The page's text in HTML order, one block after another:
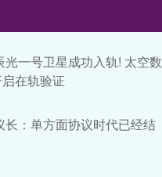
一号卫星成功入轨! 太空数
在轨验证
长：单方面协议时代已经结